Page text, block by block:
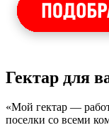
Гектар для
«Мой гектар —
поселки со всеми